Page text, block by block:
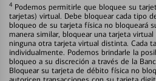
4 Podemos permitirle que bloquee su
tarjetas) virtual. Debe bloquear cada tipo
bloqueo de su tarjeta física no bloqueará
manera similar, bloquear una tarjeta
ninguna otra tarjeta virtual distinta. Cada
individualmente. Podemos brindarle la
bloqueo a su discreción a través de la
Bloquear su tarjeta de débito física no